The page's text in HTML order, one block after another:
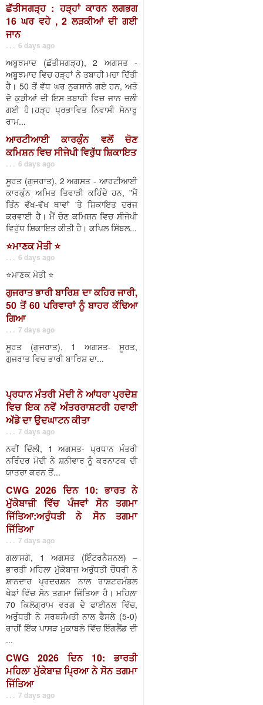
ਛੱਤੀਸਗੜ੍ਹ : ਹੜ੍ਹਾਂ ਕਾਰਨ ਲਗਭਗ
16 ਘਰ ਵਹੇ , 2 ਲੜਕੀਆਂ ਦੀ ਗਈ
ਜਾਨ
. . . 6 days ago
ਅਬੂਝਮਾਦ (ਛੱਤੀਸਗੜ੍ਹ), 2 ਅਗਸਤ -
ਅਬੂਝਮਾਦ ਵਿਚ ਹੜ੍ਹਾਂ ਨੇ ਤਬਾਹੀ ਮਚਾ ਦਿੱਤੀ
ਹੈ। 50 ਤੋਂ ਵੱਧ ਘਰ ਨੁਕਸਾਨੇ ਗਏ ਹਨ, ਅਤੇ
ਦੋ ਕੁੜੀਆਂ ਦੀ ਇਸ ਤਬਾਹੀ ਵਿਚ ਜਾਨ ਚਲੀ
ਗਈ ਹੈ।ਹੜ੍ਹ ਪ੍ਰਭਾਵਿਤ ਨਿਵਾਸੀ ਸੋਨਾਰੂ
ਰਾਮ...
ਆਰਟੀਆਈ ਕਾਰਕੁੰਨ ਵਲੋਂ ਚੋਣ
ਕਮਿਸ਼ਨ ਵਿਚ ਸੀਜੇਪੀ ਵਿਰੁੱਧ ਸ਼ਿਕਾਇਤ
. . . 6 days ago
ਸੂਰਤ (ਗੁਜਰਾਤ), 2 ਅਗਸਤ - ਆਰਟੀਆਈ
ਕਾਰਕੁੰਨ ਅਮਿਤ ਤਿਵਾੜੀ ਕਹਿੰਦੇ ਹਨ, "ਮੈਂ
ਤਿੰਨ ਵੱਖ-ਵੱਖ ਥਾਵਾਂ 'ਤੇ ਸ਼ਿਕਾਇਤ ਦਰਜ
ਕਰਵਾਈ ਹੈ। ਮੈਂ ਚੋਣ ਕਮਿਸ਼ਨ ਵਿਚ ਸੀਜੇਪੀ
ਵਿਰੁੱਧ ਸ਼ਿਕਾਇਤ ਕੀਤੀ ਹੈ। ਕਪਿਲ ਸਿੱਬਲ...
⭐️ਮਾਣਕ ਮੋਤੀ ⭐️
. . . 6 days ago
⭐️ਮਾਣਕ ਮੋਤੀ ⭐️
ਗੁਜਰਾਤ ਭਾਰੀ ਬਾਰਿਸ਼ ਦਾ ਕਹਿਰ ਜਾਰੀ,
50 ਤੋਂ 60 ਪਰਿਵਾਰਾਂ ਨੂੰ ਬਾਹਰ ਕੱਢਿਆ
ਗਿਆ
. . . 7 days ago
ਸੂਰਤ (ਗੁਜਰਾਤ), 1 ਅਗਸਤ- ਸੂਰਤ,
ਗੁਜਰਾਤ ਵਿਚ ਭਾਰੀ ਬਾਰਿਸ਼ ਦਾ...
ਪ੍ਰਧਾਨ ਮੰਤਰੀ ਮੋਦੀ ਨੇ ਆਂਧਰਾ ਪ੍ਰਦੇਸ਼
ਵਿਚ ਇਕ ਨਵੇਂ ਅੰਤਰਰਾਸ਼ਟਰੀ ਹਵਾਈ
ਅੱਡੇ ਦਾ ਉਦਘਾਟਨ ਕੀਤਾ
. . . 7 days ago
ਨਵੀਂ ਦਿੱਲੀ, 1 ਅਗਸਤ- ਪ੍ਰਧਾਨ ਮੰਤਰੀ
ਨਰਿੰਦਰ ਮੋਦੀ ਨੇ ਸ਼ਨੀਵਾਰ ਨੂੰ ਕਰਨਾਟਕ ਦੀ
ਯਾਤਰਾ ਕਰਨ ਤੋਂ...
CWG 2026 ਦਿਨ 10: ਭਾਰਤ ਨੇ
ਮੁੱਕੇਬਾਜ਼ੀ ਵਿੱਚ ਪੰਜਵਾਂ ਸੋਨ ਤਗਮਾ
ਜਿੱਤਿਆ:ਅਰੁੰਧਤੀ ਨੇ ਸੋਨ ਤਗਮਾ
ਜਿੱਤਿਆ
. . . 7 days ago
ਗਲਾਸਗੋ, 1 ਅਗਸਤ (ਇੰਟਰਨੈਸ਼ਨਲ) –
ਭਾਰਤੀ ਮਹਿਲਾ ਮੁੱਕੇਬਾਜ਼ ਅਰੁੰਧਤੀ ਚੌਧਰੀ ਨੇ
ਸ਼ਾਨਦਾਰ ਪ੍ਰਦਰਸ਼ਨ ਨਾਲ ਰਾਸ਼ਟਰਮੰਡਲ
ਖੇਡਾਂ ਵਿੱਚ ਸੋਨ ਤਗਮਾ ਜਿੱਤਿਆ ਹੈ। ਮਹਿਲਾ
70 ਕਿਲੋਗ੍ਰਾਮ ਵਰਗ ਦੇ ਫਾਈਨਲ ਵਿੱਚ,
ਅਰੁੰਧਤੀ ਨੇ ਸਰਬਸੰਮਤੀ ਨਾਲ ਫੈਸਲੇ (5-0)
ਰਾਹੀਂ ਇੱਕ ਪਾਸੜ ਮੁਕਾਬਲੇ ਵਿੱਚ ਇੰਗਲੈਂਡ ਦੀ
...
CWG 2026 ਦਿਨ 10: ਭਾਰਤੀ
ਮਹਿਲਾ ਮੁੱਕੇਬਾਜ਼ ਪ੍ਰਿਆ ਨੇ ਸੋਨ ਤਗਮਾ
ਜਿੱਤਿਆ
. . . 7 days ago